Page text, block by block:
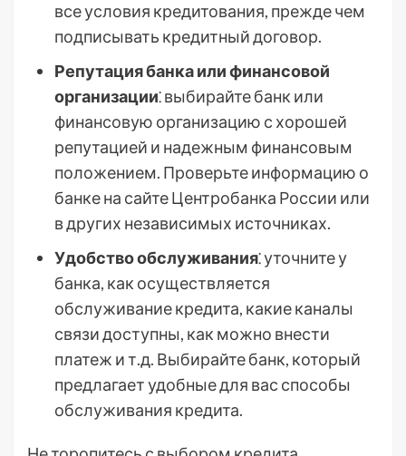
все условия кредитования, прежде чем
подписывать кредитный договор.
Репутация банка или финансовой
организации⁚ выбирайте банк или
финансовую организацию с хорошей
репутацией и надежным финансовым
положением. Проверьте информацию о
банке на сайте Центробанка России или
в других независимых источниках.
Удобство обслуживания⁚ уточните у
банка, как осуществляется
обслуживание кредита, какие каналы
связи доступны, как можно внести
платеж и т.д. Выбирайте банк, который
предлагает удобные для вас способы
обслуживания кредита.